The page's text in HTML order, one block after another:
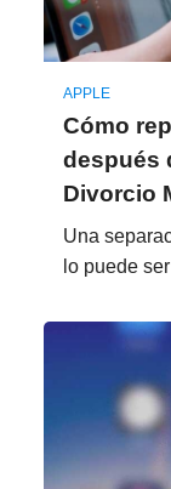
APPLE
Cómo
después
Divorcio
Una
lo puede